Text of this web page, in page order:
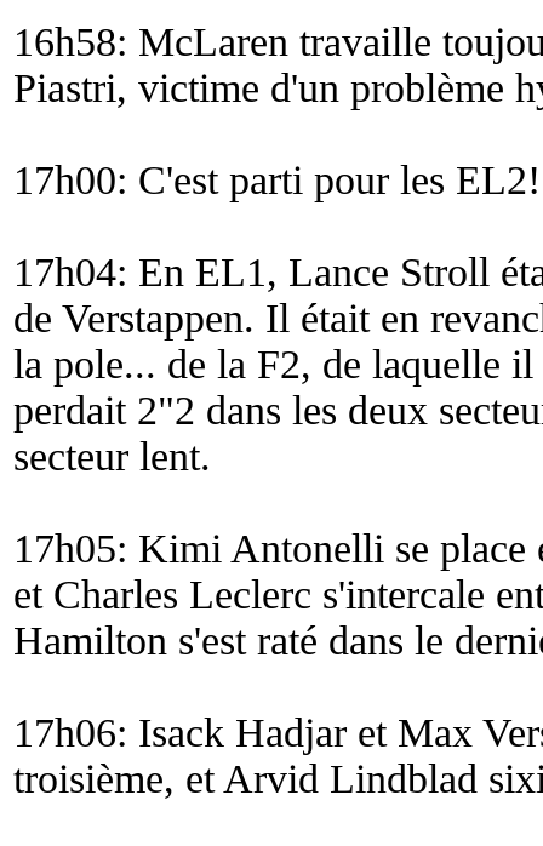
16h58: McLaren travaille
Piastri, victime d'un problème
17h00: C'est parti pour les EL2!
17h04: En EL1, Lance Stroll
de Verstappen. Il était en
la pole... de la F2, de laquelle
perdait 2"2 dans les deux
secteur lent.
17h05: Kimi Antonelli se place
et Charles Leclerc s'intercale
Hamilton s'est raté dans le
17h06: Isack Hadjar et Max
troisième, et Arvid Lindblad